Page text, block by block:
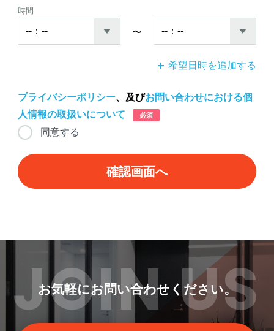
時間
〜
希望日時を追加する
プライバシーポリシー、及びお問い合わせにおける個
人情報の取扱いについて
必須
同意する
JOIN US
お気軽にお問い合わせください。